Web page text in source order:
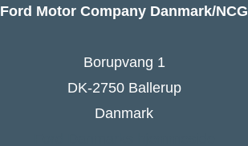
Ford Motor Company Danmark/NCG
Borupvang 1
DK-2750 Ballerup
Danmark